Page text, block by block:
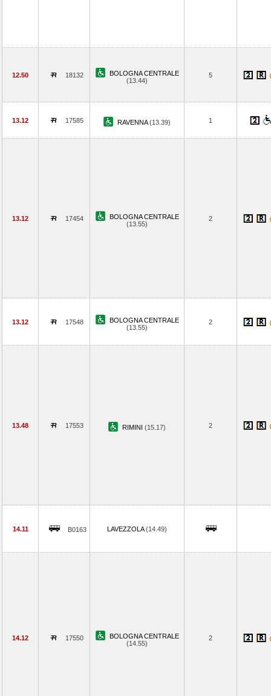
12.50 18132
BOLOGNA CENTRALE
(13.44)
5
13.12 17585 RAVENNA(13.39) 1
13.12 17454
BOLOGNA CENTRALE
(13.55)
2
13.12 17548
BOLOGNA CENTRALE
(13.55)
2
13.48 17553 RIMINI (15.17) 2
14.11 B0163 LAVEZZOLA(14.49)
14.12 17550
BOLOGNA CENTRALE
(14.55)
2